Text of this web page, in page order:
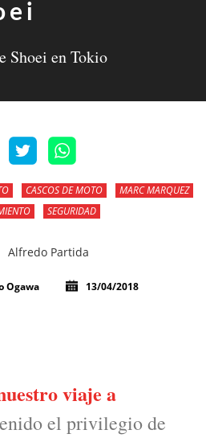
Shoei en Tokio
CASCOS DE MOTO
MARC MARQUEZ
SEGURIDAD
Alfredo Partida
Ogawa 13/04/2018
viaje a
el privilegio de